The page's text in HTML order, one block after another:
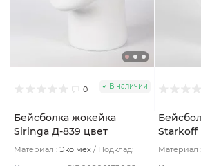
0 В наличии
Бейсболка жокейка
Siringa Д-839 цвет
Бежевый размер 56-58
Материал : Эко мех
Подклад:
Starkoff
Синий
Материал :